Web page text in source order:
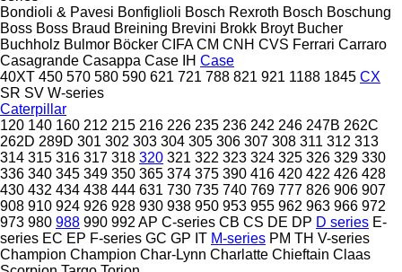
Bondioli & Pavesi Bonfiglioli Bosch Rexroth Bosch Boschung
Boss Boss Braud Breining Brevini Brokk Broyt Bucher
Buchholz Bulmor Böcker CIFA CM CNH CVS Ferrari Carraro
Casagrande Casappa Case IH Case
40XT 450 570 580 590 621 721 788 821 921 1188 1845 CX
SR SV W-series
Caterpillar
120 140 160 212 215 216 226 235 236 242 246 247B 262C
262D 289D 301 302 303 304 305 306 307 308 311 312 313
314 315 316 317 318 320 321 322 323 324 325 326 329 330
336 340 345 349 350 365 374 375 390 416 420 422 426 428
430 432 434 438 444 631 730 735 740 769 777 826 906 907
908 910 924 926 928 930 938 950 953 955 962 963 966 972
973 980 988 990 992 AP C-series CB CS DE DP D series E-
series EC EP F-series GC GP IT M-series PM TH V-series
Champion Champion Char-Lynn Charlatte Chieftain Claas